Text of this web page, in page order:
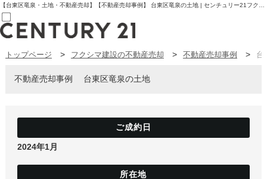
売買部
賃貸部
新規会員登録
お気に入り物件一覧
物件閲覧履歴
物件を探す
トップページ フクシマ建設の不動産売却 不動産売却事例 台
不動産売却事例 台東区竜泉の土地
2024年1月